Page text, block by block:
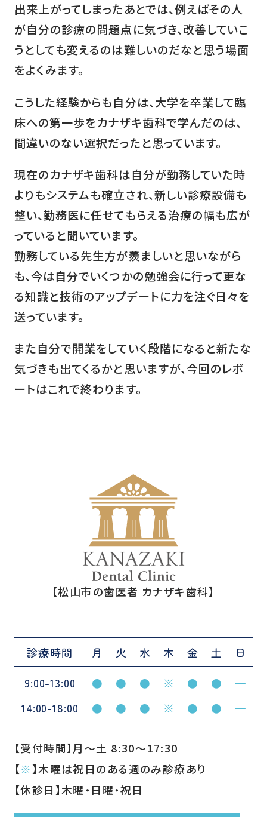
出来上がってしまったあとでは、例えばその人
が自分の診療の問題点に気づき、改善していこ
うとしても変えるのは難しいのだなと思う場面
をよくみます。
こうした経験からも自分は、大学を卒業して臨
床への第一歩をカナザキ歯科で学んだのは、
間違いのない選択だったと思っています。
現在のカナザキ歯科は自分が勤務していた時
よりもシステムも確立され、新しい診療設備も
整い、勤務医に任せてもらえる治療の幅も広が
っていると聞いています。
勤務している先生方が羨ましいと思いながら
も、今は自分でいくつかの勉強会に行って更な
る知識と技術のアップデートに力を注ぐ日々を
送っています。
また自分で開業をしていく段階になると新たな
気づきも出てくるかと思いますが、今回のレポ
ートはこれで終わります。
【松山市の歯医者 カナザキ歯科】
診療時間 月 火 水 木 金 土
日
9:00-13:00
● ● ● ※ ● ●
━
14:00-18:00
● ● ● ※ ● ● ━
【受付時間】月〜土 8:30〜17:30
【※】木曜は祝日のある週のみ診療あり
【休診日】木曜・日曜・祝日